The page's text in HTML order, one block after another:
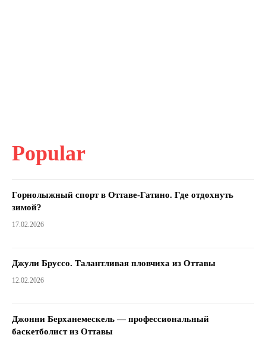
Popular
Горнолыжный спорт в Оттаве-Гатино. Где отдохнуть
зимой?
17.02.2026
Джули Бруссо. Талантливая пловчиха из Оттавы
12.02.2026
Джонни Берханемескель — профессиональный
баскетболист из Оттавы